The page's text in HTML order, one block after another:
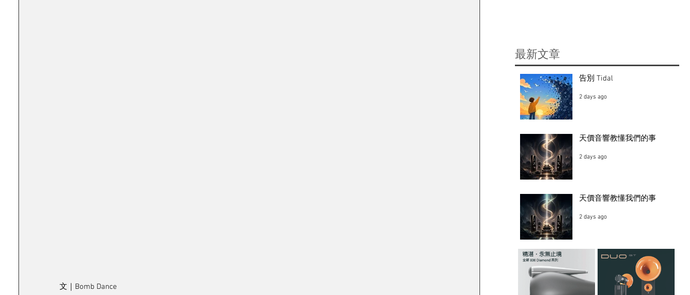
文｜Bomb Dance
​最新文章
告別 Tidal
2 days ago
天價音響教懂我們的事
2 days ago
天價音響教懂我們的事
2 days ago